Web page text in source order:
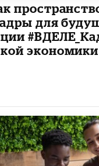
для
экономики